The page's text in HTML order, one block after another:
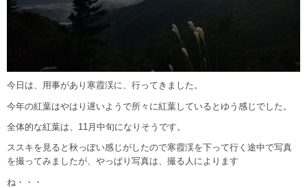
今日は、用事があり寒霞渓に、行ってきました。
今年の紅葉はやはり遅いようで所々に紅葉しているとゆう感じでした。
全体的な紅葉は、11月中旬になりそうです。
ススキを見ると秋っぽい感じがしたので寒霞渓を下って行く途中で写真
を撮ってみましたが、やっぱり写真は、撮る人によります
ね・・・